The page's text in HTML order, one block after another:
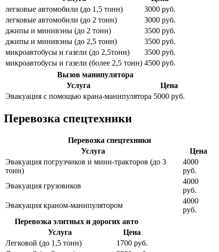
легковые автомобили (до 1,5 тонн)
3000 руб.
легковые автомобили (до 2 тонн)
3000 руб.
джипы и минивэны (до 2 тонн)
3500 руб.
джипы и минивэны (до 2,5 тонн)
3500 руб.
микроавтобусы и газели (до 2,5тонн)
3500 руб.
микроавтобусы и газели (более 2,5 тонн) 4500 руб.
Вызов манипулятора
Услуга
Цена
Эвакуация с помощью крана-манипулятора 5000 руб.
Перевозка спецтехники
Перевозка спецтехники
Услуга
Цена
Эвакуация погрузчиков и мини-тракторов (до 3
тонн)
4000
руб.
Эвакуация грузовиков
4000
руб.
Эвакуация краном-манипулятором
4000
руб.
Перевозка элитных и дорогих авто
Услуга
Цена
Легковой (до 1,5 тонн)
1700 руб.